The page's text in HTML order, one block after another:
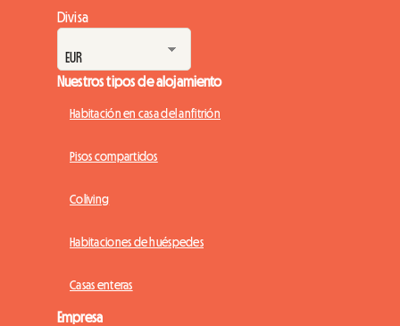
Divisa
Nuestros tipos de alojamiento
Habitación en casa del anfitrión
Pisos compartidos
Coliving
Habitaciones de huéspedes
Casas enteras
Empresa